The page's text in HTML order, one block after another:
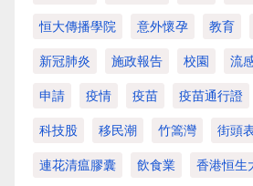
恒大傳播學院 意外懷孕 教育
新冠肺炎 施政報告 校園 流
申請 疫情 疫苗 疫苗通行證
科技股 移民潮 竹篙灣 街頭
連花清瘟膠囊 飲食業 香港恒生